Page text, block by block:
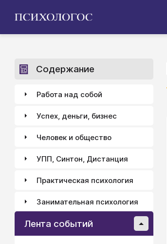
Содержание
Работа над собой
Успех, деньги, бизнес
Человек и общество
УПП, Синтон, Дистанция
Практическая психология
Занимательная психология
Лента событий